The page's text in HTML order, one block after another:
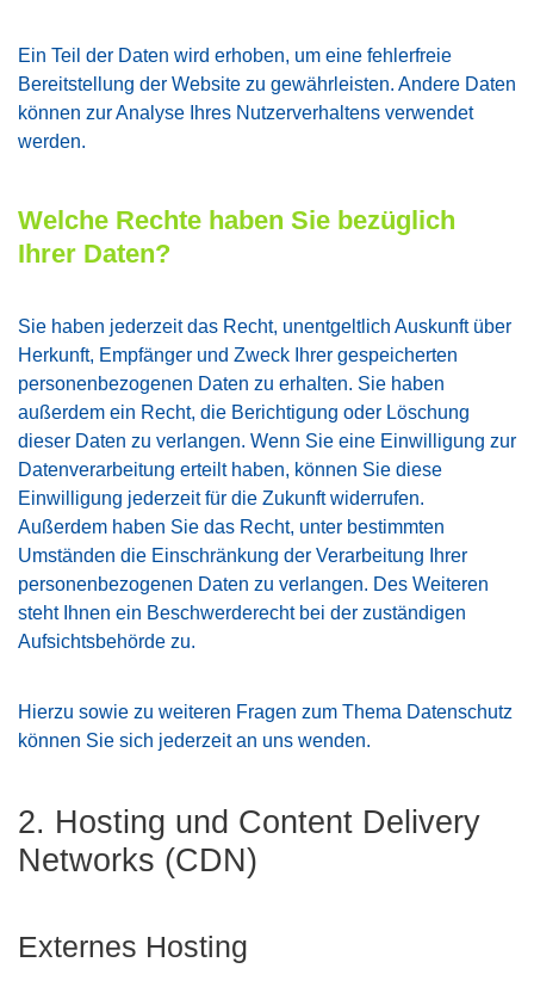
Ein Teil der Daten wird erhoben, um eine fehlerfreie
Bereitstellung der Website zu gewährleisten. Andere Daten
können zur Analyse Ihres Nutzerverhaltens verwendet
werden.
Welche Rechte haben Sie bezüglich
Ihrer Daten?
Sie haben jederzeit das Recht, unentgeltlich Auskunft über
Herkunft, Empfänger und Zweck Ihrer gespeicherten
personenbezogenen Daten zu erhalten. Sie haben
außerdem ein Recht, die Berichtigung oder Löschung
dieser Daten zu verlangen. Wenn Sie eine Einwilligung zur
Datenverarbeitung erteilt haben, können Sie diese
Einwilligung jederzeit für die Zukunft widerrufen.
Außerdem haben Sie das Recht, unter bestimmten
Umständen die Einschränkung der Verarbeitung Ihrer
personenbezogenen Daten zu verlangen. Des Weiteren
steht Ihnen ein Beschwerderecht bei der zuständigen
Aufsichtsbehörde zu.
Hierzu sowie zu weiteren Fragen zum Thema Datenschutz
können Sie sich jederzeit an uns wenden.
2. Hosting und Content Delivery
Networks (CDN)
Externes Hosting